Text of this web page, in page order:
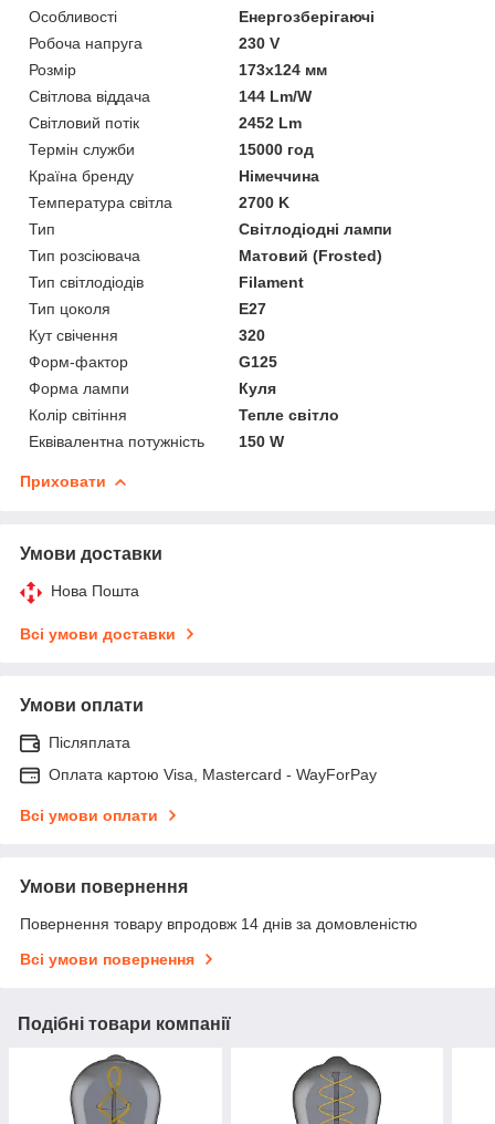
Особливості
Енергозберігаючі
Робоча напруга
230 V
Розмір
173х124 мм
Світлова віддача
144 Lm/W
Світловий потік
2452 Lm
Термін служби
15000 год
Країна бренду
Німеччина
Температура світла
2700 K
Тип
Світлодіодні лампи
Тип розсіювача
Матовий (Frosted)
Тип світлодіодів
Filament
Тип цоколя
E27
Кут свічення
320
Форм-фактор
G125
Форма лампи
Куля
Колір світіння
Тепле світло
Еквівалентна потужність
150 W
Приховати
Умови доставки
Нова Пошта
Всі умови доставки
Умови оплати
Післяплата
Оплата картою Visa, Mastercard - WayForPay
Всі умови оплати
Умови повернення
Повернення товару впродовж 14 днів за домовленістю
Всі умови повернення
Подібні товари компанії